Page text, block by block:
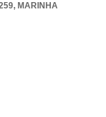
, MARINHA